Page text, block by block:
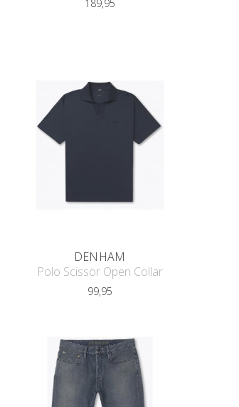
189,95
DENHAM
Polo Scissor Open Collar
99,95